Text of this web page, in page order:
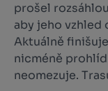
prošel
aby jeho
Aktuálně
nicméně
neomezuje.